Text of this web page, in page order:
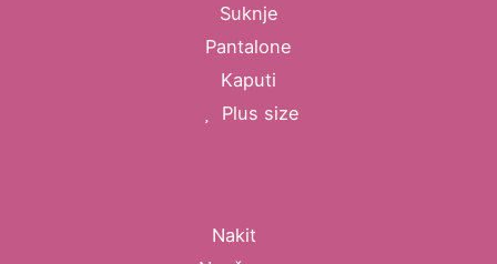
Suknje
Pantalone
Kaputi
Plus size
Nakit